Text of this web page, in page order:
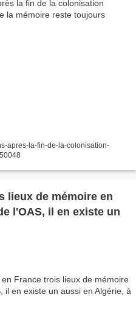
apres-la-fin-de-la-colonisation-
lieux de mémoire en
l'OAS, il en existe un